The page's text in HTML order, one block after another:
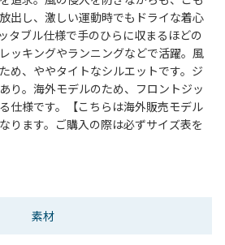
出し、激しい運動時でもドライな着心
タブル仕様で手のひらに収まるほどの
ッキングやランニングなどで活躍。風
め、ややタイトなシルエットです。ジ
り。海外モデルのため、フロントジッ
仕様です。【こちらは海外販売モデル
ります。ご購入の際は必ずサイズ表を
素材